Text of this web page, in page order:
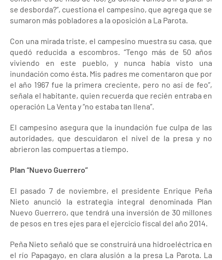
se desborda?”, cuestiona el campesino, que agrega que se
sumaron más pobladores a la oposición a La Parota.
Con una mirada triste, el campesino muestra su casa, que
quedó reducida a escombros. “Tengo más de 50 años
viviendo en este pueblo, y nunca había visto una
inundación como ésta. Mis padres me comentaron que por
el año 1967 fue la primera creciente, pero no así de feo”,
señala el habitante, quien recuerda que recién entraba en
operación La Venta y “no estaba tan llena”.
El campesino asegura que la inundación fue culpa de las
autoridades, que descuidaron el nivel de la presa y no
abrieron las compuertas a tiempo.
Plan “Nuevo Guerrero”
El pasado 7 de noviembre, el presidente Enrique Peña
Nieto anunció la estrategia integral denominada Plan
Nuevo Guerrero, que tendrá una inversión de 30 millones
de pesos en tres ejes para el ejercicio fiscal del año 2014.
Peña Nieto señaló que se construirá una hidroeléctrica en
el río Papagayo, en clara alusión a la presa La Parota. La